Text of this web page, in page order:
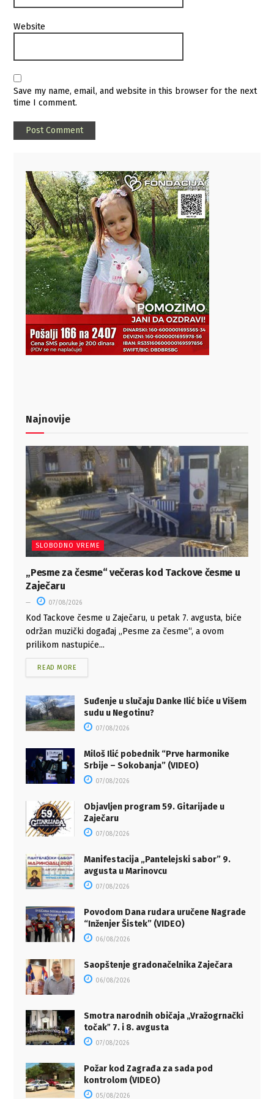
Website
Save my name, email, and website in this browser for the next
time I comment.
Najnovije
SLOBODNO VREME
„Pesme za česme“ večeras kod Tackove česme u
Zaječaru
07/08/2026
Kod Tackove česme u Zaječaru, u petak 7. avgusta, biće
održan muzički događaj „Pesme za česme“, a ovom
prilikom nastupiće...
READ MORE
Suđenje u slučaju Danke Ilić biće u Višem
sudu u Negotinu?
07/08/2026
Miloš Ilić pobednik “Prve harmonike
Srbije – Sokobanja” (VIDEO)
07/08/2026
Objavljen program 59. Gitarijade u
Zaječaru
07/08/2026
Manifestacija „Pantelejski sabor” 9.
avgusta u Marinovcu
07/08/2026
Povodom Dana rudara uručene Nagrade
“Inženjer Šistek” (VIDEO)
06/08/2026
Saopštenje gradonačelnika Zaječara
06/08/2026
Smotra narodnih običaja „Vražogrnački
točakˮ 7. i 8. avgusta
07/08/2026
Požar kod Zagrađa za sada pod
kontrolom (VIDEO)
05/08/2026